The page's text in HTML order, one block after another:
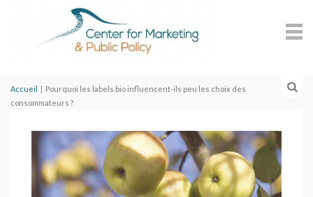
Accueil | Pourquoi les labels bio influencent-ils peu les choix des
consommateurs ?